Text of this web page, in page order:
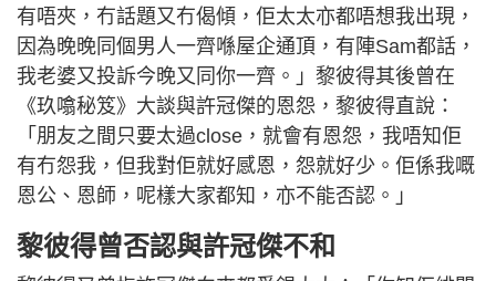
有唔夾，冇話題又冇偈傾，佢太太亦都唔想我出現，
因為晚晚同個男人一齊喺屋企通頂，有陣Sam都話，
我老婆又投訴今晚又同你一齊。」黎彼得其後曾在
《玖噏秘笈》大談與許冠傑的恩怨，黎彼得直說：
「朋友之間只要太過close，就會有恩怨，我唔知佢
有冇怨我，但我對佢就好感恩，怨就好少。佢係我嘅
恩公、恩師，呢樣大家都知，亦不能否認。」
黎彼得曾否認與許冠傑不和